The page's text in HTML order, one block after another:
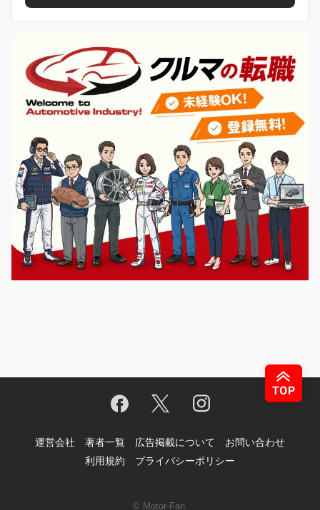
運営会社 著者一覧 広告掲載について
お問い合わせ
利用規約
プライバシーポリシー
© Motor-Fan.